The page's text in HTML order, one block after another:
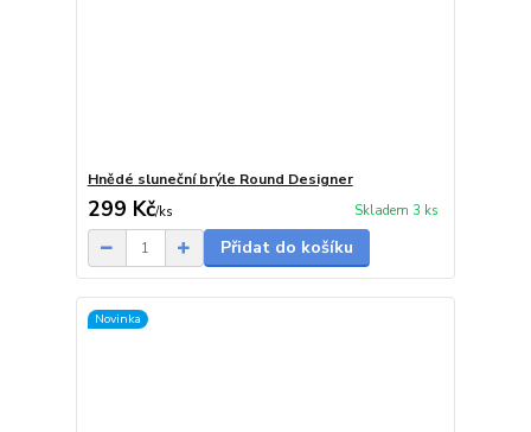
Hnědé sluneční brýle Round Designer
299 Kč/ks Skladem 3 ks
Přidat do košíku
Novinka